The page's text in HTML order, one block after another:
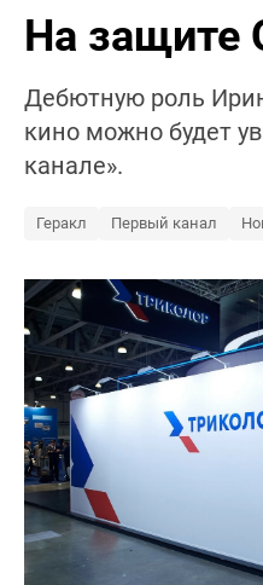
На защите
Дебютную роль
кино можно будет
канале».
Геракл Первый канал